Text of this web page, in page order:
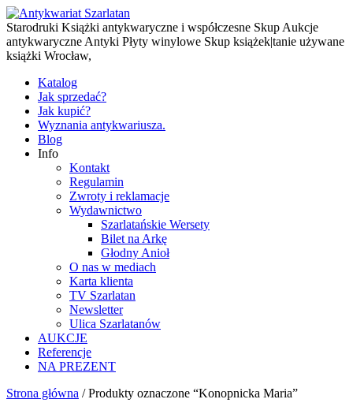
Starodruki Książki antykwaryczne i współczesne Skup Aukcje
antykwaryczne Antyki Płyty winylowe Skup książek|tanie używane
książki Wrocław,
Katalog
Jak sprzedać?
Jak kupić?
Wyznania antykwariusza.
Blog
Info
Kontakt
Regulamin
Zwroty i reklamacje
Wydawnictwo
Szarlatańskie Wersety
Bilet na Arkę
Głodny Anioł
O nas w mediach
Karta klienta
TV Szarlatan
Newsletter
Ulica Szarlatanów
AUKCJE
Referencje
NA PREZENT
Strona główna / Produkty oznaczone “Konopnicka Maria”